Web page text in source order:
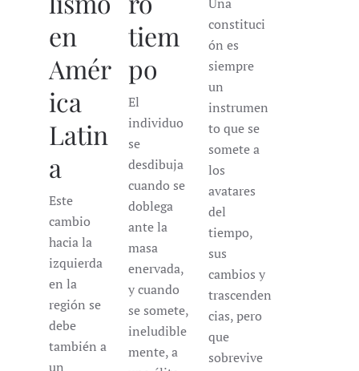
en
Amér
ica
Latin
a
Este
cambio
hacia la
izquierda
en la
región se
debe
también a
un
tiem
po
El
individuo
se
desdibuja
cuando se
doblega
ante la
masa
enervada,
y cuando
se somete,
ineludible
mente, a
constituci
ón es
siempre
un
instrumen
to que se
somete a
los
avatares
del
tiempo,
sus
cambios y
trascenden
cias, pero
que
sobrevive